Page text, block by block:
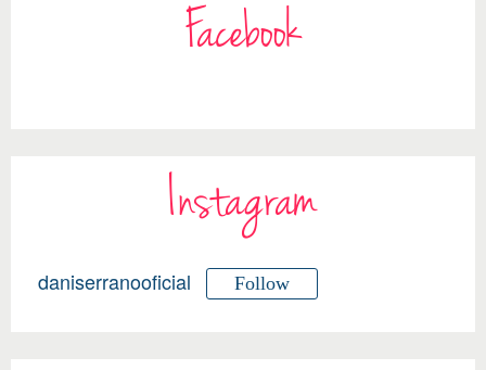
Facebook
Instagram
daniserranooficial Follow